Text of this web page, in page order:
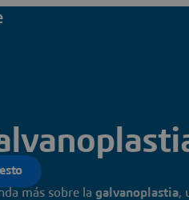
más sobre la galvanoplastia,